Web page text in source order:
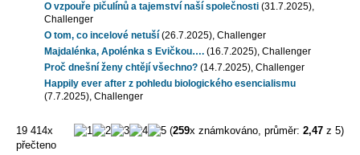
O vzpouře pičulínů a tajemství naší společnosti (31.7.2025),
Challenger
O tom, co incelové netuší (26.7.2025), Challenger
Majdalénka, Apolénka s Evičkou…. (16.7.2025), Challenger
Proč dnešní ženy chtějí všechno? (14.7.2025), Challenger
Happily ever after z pohledu biologického esencialismu
(7.7.2025), Challenger
(259x známkováno, průměr: 2,47 z 5)
19 414x
přečteno